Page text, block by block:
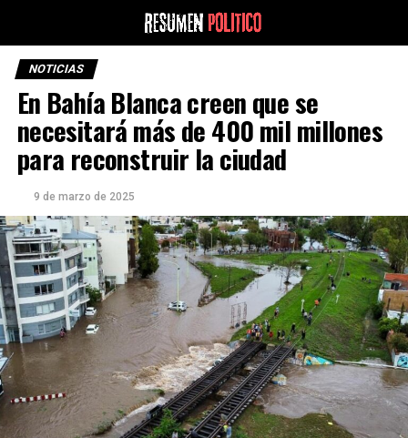
NOTICIAS
En Bahía Blanca creen que se
necesitará más de 400 mil millones
para reconstruir la ciudad
9 de marzo de 2025